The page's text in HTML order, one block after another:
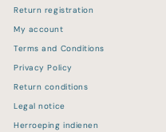
Return registration
My account
Terms and Conditions
Privacy Policy
Return conditions
Legal notice
Herroeping indienen